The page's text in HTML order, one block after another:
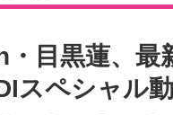
目黒蓮、最
スペシャル